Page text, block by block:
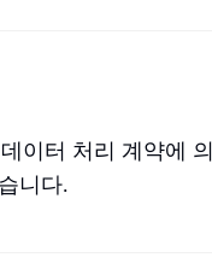
이터 처리 계약에
니다.